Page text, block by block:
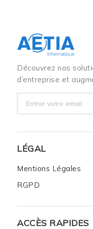
Découvrez nos
d’entreprise et
LÉGAL
Mentions Légales
RGPD
ACCÈS RAPIDES